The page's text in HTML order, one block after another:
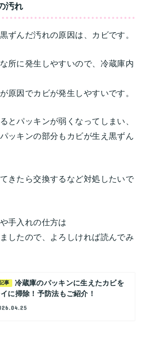
汚れ
ずんだ汚れの原因は、カビです。
所に発生しやすいので、冷蔵庫内
原因でカビが発生しやすいです。
とパッキンが弱くなってしまい、
ッキンの部分もカビが生え黒ずん
きたら交換するなど対処したいで
手入れの仕方は
したので、よろしければ読んでみ
事
冷蔵庫のパッキンに生えたカビを
に掃除！予防法もご紹介！